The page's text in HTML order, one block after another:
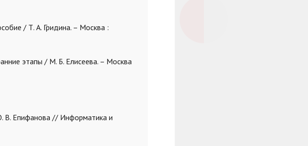
/ Т. А. Гридина. – Москва :
этапы / М. Б. Елисеева. – Москва
В. Епифанова // Информатика и